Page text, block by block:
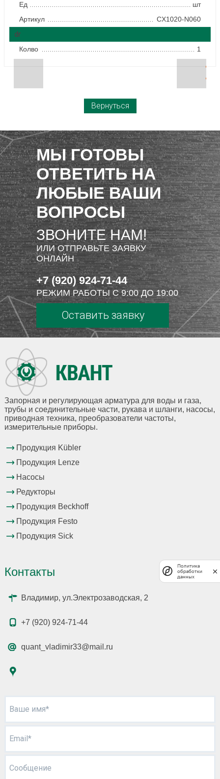
Ед
шт
Артикул
CX1020-N060
dr
Колво
1
Вернуться
МЫ ГОТОВЫ
ОТВЕТИТЬ НА
ЛЮБЫЕ ВАШИ
ВОПРОСЫ
ЗВОНИТЕ НАМ!
ИЛИ ОТПРАВЬТЕ ЗАЯВКУ
ОНЛАЙН
+7 (920) 924-71-44
РЕЖИМ РАБОТЫ С 9:00 ДО 19:00
Оставить заявку
Запорная и регулирующая арматура для воды и газа,
трубы и соединительные части, рукава и шланги, насосы,
приводная техника, преобразователи частоты,
измерительные приборы.
Продукция Kübler
Продукция Lenze
Насосы
Редукторы
Продукция Beckhoff
Продукция Festo
Продукция Sick
Контакты
Владимир, ул.Электрозаводская, 2
+7 (920) 924-71-44
quant_vladimir33@mail.ru
Ваше имя*
Email*
Сообщение
Политика
обработки
данных